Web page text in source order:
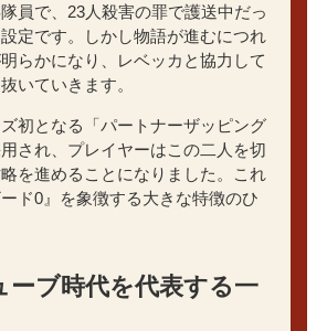
員で、23人殺害の罪で護送中だっ
定です。しかし物語が進むにつれ
らかになり、レベッカと協力して
いていきます。
初となる「パートナーザッピング
され、プレイヤーはこの二人を切
を進めることになりました。これ
ド0』を象徴する大きな特徴のひ
ーブ時代を代表する一